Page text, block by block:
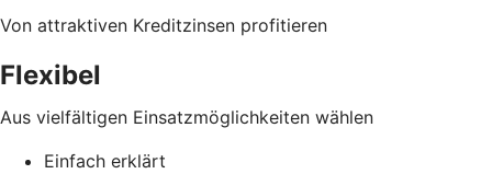
Von attraktiven Kreditzinsen profitieren
Flexibel
Aus vielfältigen Einsatzmöglichkeiten wählen
Einfach erklärt